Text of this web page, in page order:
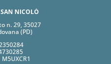
NICOLÒ
n. 29, 35027
(PD)